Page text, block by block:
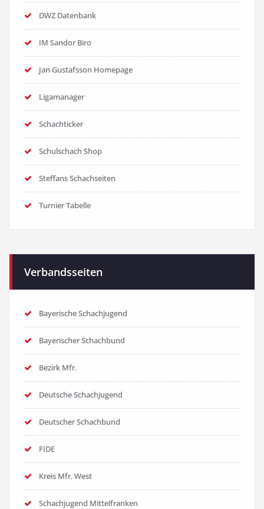
DWZ Datenbank
IM Sandor Biro
Jan Gustafsson Homepage
Ligamanager
Schachticker
Schulschach Shop
Steffans Schachseiten
Turnier Tabelle
Verbandsseiten
Bayerische Schachjugend
Bayerischer Schachbund
Bezirk Mfr.
Deutsche Schachjugend
Deutscher Schachbund
FIDE
Kreis Mfr. West
Schachjugend Mittelfranken